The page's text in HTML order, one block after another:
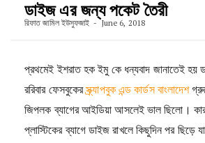
content
ডাইজ এর জন্য পকেট তৈরী
রিফাত জামিল ইউসুফজাই June 6, 2018
প্রথমেই ইশরাত হক ইমু কে ধন্যবাদ জানাতেই হয়
ররিবার ফেসবুকেরস্ক্র্যাপবুক এন্ড কার্ডস বাংলাদেশ
জিপলক ব্যাগের আইডিয়া আসলেই ভাল ছিলো।
প্লাস্টিকের ব্যাগে ডাইজ রাখলে কিছুদিন পর ছিড়ে